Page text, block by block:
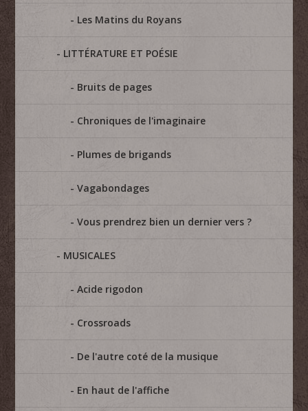
Les Matins du Royans
LITTÉRATURE ET POÉSIE
Bruits de pages
Chroniques de l'imaginaire
Plumes de brigands
Vagabondages
Vous prendrez bien un dernier vers ?
MUSICALES
Acide rigodon
Crossroads
De l'autre coté de la musique
En haut de l'affiche